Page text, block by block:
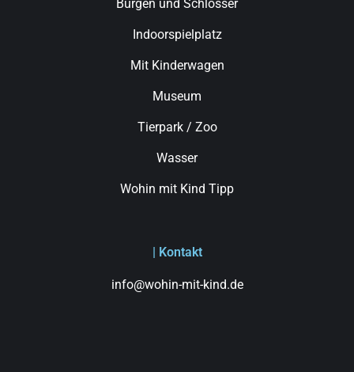
Burgen und Schlösser
Indoorspielplatz
Mit Kinderwagen
Museum
Tierpark / Zoo
Wasser
Wohin mit Kind Tipp
| Kontakt
info@wohin-mit-kind.de